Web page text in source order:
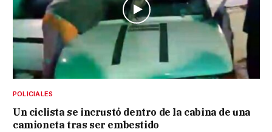
POLICIALES
Un ciclista se incrustó dentro de la cabina de una
camioneta tras ser embestido